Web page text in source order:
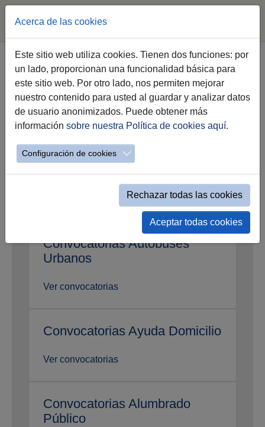
Saltar
contenido
Convocatorias, ofertas y
promociones
Convocatorias Comujesa
Convocatorias Autobuses
Urbanos
Ver convocatorias
Convocatorias Ayuda Domicilio
Ver convocatorias
Convocatorias Alumbrado
Público
Acerca de las cookies
Este sitio web utiliza cookies. Tienen dos funciones: por
un lado, proporcionan una funcionalidad básica para
este sitio web. Por otro lado, nos permiten mejorar
nuestro contenido para usted al guardar y analizar datos
de usuario anonimizados. Puede obtener más
información sobre nuestra Política de cookies aquí.
Configuración de cookies
Rechazar todas las cookies
Aceptar todas cookies